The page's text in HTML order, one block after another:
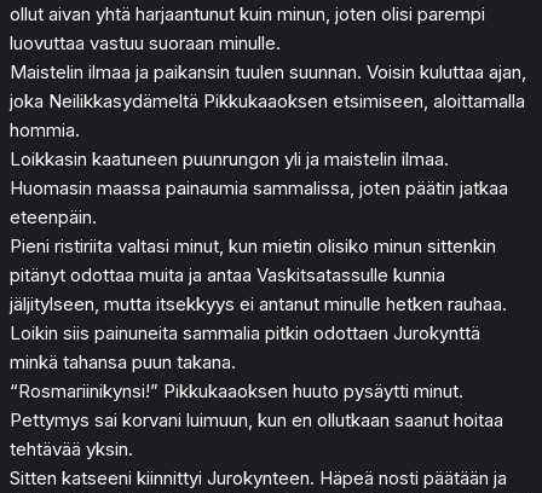
ollut aivan yhtä harjaantunut kuin minun, joten olisi parempi
luovuttaa vastuu suoraan minulle.
Maistelin ilmaa ja paikansin tuulen suunnan. Voisin kuluttaa ajan,
joka Neilikkasydämeltä Pikkukaaoksen etsimiseen, aloittamalla
hommia.
Loikkasin kaatuneen puunrungon yli ja maistelin ilmaa.
Huomasin maassa painaumia sammalissa, joten päätin jatkaa
eteenpäin.
Pieni ristiriita valtasi minut, kun mietin olisiko minun sittenkin
pitänyt odottaa muita ja antaa Vaskitsatassulle kunnia
jäljitylseen, mutta itsekkyys ei antanut minulle hetken rauhaa.
Loikin siis painuneita sammalia pitkin odottaen Jurokynttä
minkä tahansa puun takana.
“Rosmariinikynsi!” Pikkukaaoksen huuto pysäytti minut.
Pettymys sai korvani luimuun, kun en ollutkaan saanut hoitaa
tehtävää yksin.
Sitten katseeni kiinnittyi Jurokynteen. Häpeä nosti päätään ja